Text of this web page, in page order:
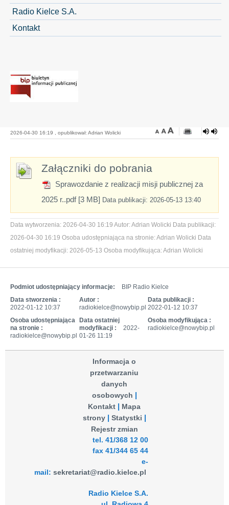
Radio Kielce S.A.
Kontakt
2026-04-30 16:19 , opublikował: Adrian Wolicki
Załączniki do pobrania
Sprawozdanie z realizacji misji publicznej za
2025 r..pdf [3 MB] Data publikacji: 2026-05-13 13:40
Data wytworzenia: 2026-04-30 16:19 Autor:Adrian Wolicki Data publikacji:
2026-04-30 16:19 Osoba udostępniająca na stronie:Adrian Wolicki Data
ostatniej modyfikacji: 2026-05-13 Osoba modyfikująca:Adrian Wolicki
Podmiot udostępniający informacje:
BIP Radio Kielce
Data stworzenia :
2022-01-12 10:37
Autor :
radiokielce@nowybip.pl
Data publikacji :
2022-01-12 10:37
Osoba udostępniająca
na stronie :
radiokielce@nowybip.pl
Data ostatniej
modyfikacji :
2022-
01-26 11:19
Osoba modyfikująca :
radiokielce@nowybip.pl
Informacja o
przetwarzaniu
danych
osobowych
Kontakt
Mapa
strony
Statystki
Rejestr zmian
tel. 41/368 12 00
fax 41/344 65 44
e-
mail:sekretariat@radio.kielce.pl
Radio Kielce S.A.